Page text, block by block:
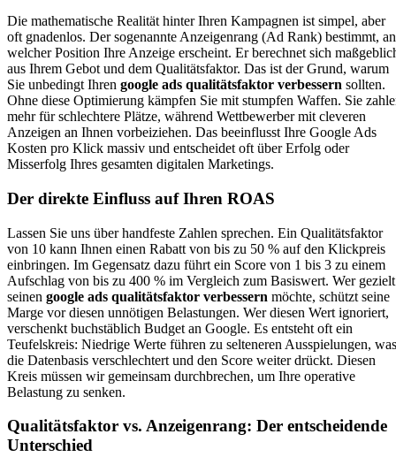
Die mathematische Realität hinter Ihren Kampagnen ist simpel, aber
oft gnadenlos. Der sogenannte Anzeigenrang (Ad Rank) bestimmt, an
welcher Position Ihre Anzeige erscheint. Er berechnet sich
aus Ihrem Gebot und dem Qualitätsfaktor. Das ist der Grund, warum
Sie unbedingt Ihren google ads qualitätsfaktor verbessern sollten.
Ohne diese Optimierung kämpfen Sie mit stumpfen Waffen. Sie
mehr für schlechtere Plätze, während Wettbewerber mit cleveren
Anzeigen an Ihnen vorbeiziehen. Das beeinflusst Ihre Google Ads
Kosten pro Klick massiv und entscheidet oft über Erfolg oder
Misserfolg Ihres gesamten digitalen Marketings.
Der direkte Einfluss auf Ihren ROAS
Lassen Sie uns über handfeste Zahlen sprechen. Ein Qualitätsfaktor
von 10 kann Ihnen einen Rabatt von bis zu 50 % auf den Klickpreis
einbringen. Im Gegensatz dazu führt ein Score von 1 bis 3 zu einem
Aufschlag von bis zu 400 % im Vergleich zum Basiswert. Wer gezielt
seinen google ads qualitätsfaktor verbessern möchte, schützt seine
Marge vor diesen unnötigen Belastungen. Wer diesen Wert ignoriert,
verschenkt buchstäblich Budget an Google. Es entsteht oft ein
Teufelskreis: Niedrige Werte führen zu selteneren Ausspielungen, was
die Datenbasis verschlechtert und den Score weiter drückt. Diesen
Kreis müssen wir gemeinsam durchbrechen, um Ihre operative
Belastung zu senken.
Qualitätsfaktor vs. Anzeigenrang: Der entscheidende
Unterschied